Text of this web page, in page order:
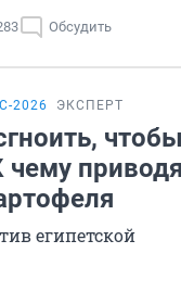
Обсудить
2026 ЭКСПЕРТ
египетской